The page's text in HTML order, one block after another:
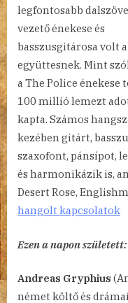
legfontosabb
vezető énekese és
basszusgitárosa volt
együttesnek. Mint
a The Police énekese
100 millió lemezt
kapta. Számos
kezében gitárt,
szaxofont, pánsípot,
és harmonikázik is,
Desert Rose,
hangolt kapcsolatok
Ezen a napon született:
Andreas Gryphius
német költő és